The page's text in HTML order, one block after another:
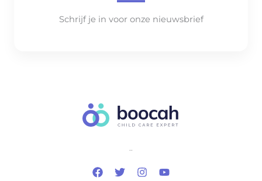
Schrijf je in voor onze nieuwsbrief
..